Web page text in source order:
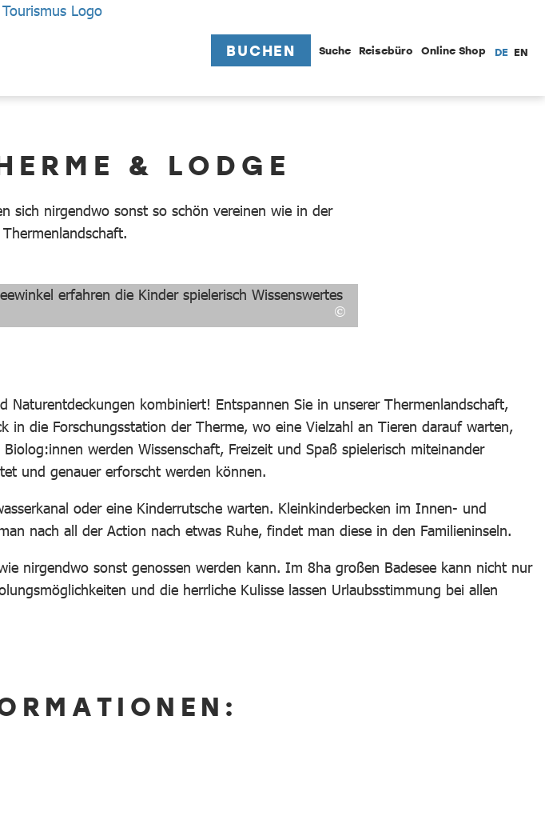
BUCHEN Suche Reisebüro Online Shop DE EN
& LODGE
sich nirgendwo sonst so schön vereinen wie in der
kombiniert! Entspannen Sie in unserer Thermenlandschaft,
in die Forschungsstation der Therme, wo eine Vielzahl an Tieren darauf warten,
werden Wissenschaft, Freizeit und Spaß spielerisch miteinander
und genauer erforscht werden können.
oder eine Kinderrutsche warten. Kleinkinderbecken im Innen- und
nach all der Action nach etwas Ruhe, findet man diese in den Familieninseln.
nirgendwo sonst genossen werden kann. Im 8ha großen Badesee kann nicht nur
und die herrliche Kulisse lassen Urlaubsstimmung bei allen